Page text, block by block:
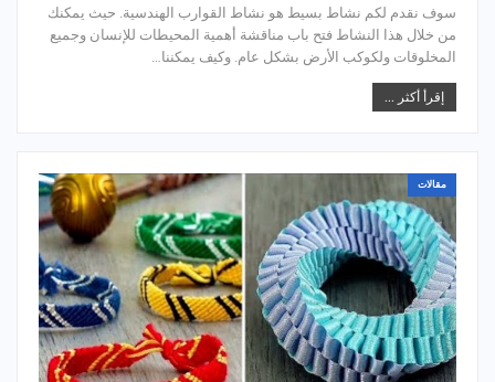
سوف نقدم لكم نشاط بسيط هو نشاط القوارب الهندسية. حيث يمكنك
من خلال هذا النشاط فتح باب مناقشة أهمية المحيطات للإنسان وجميع
المخلوقات ولكوكب الأرض بشكل عام. وكيف يمكننا…
إقرأ أكثر ...
مقالات